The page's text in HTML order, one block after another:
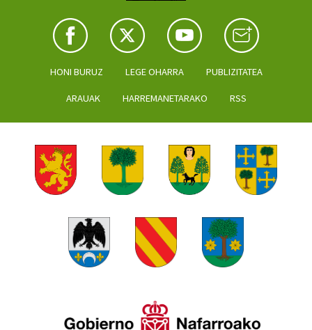
HONI BURUZ LEGE OHARRA PUBLIZITATEA
ARAUAK HARREMANETARAKO RSS